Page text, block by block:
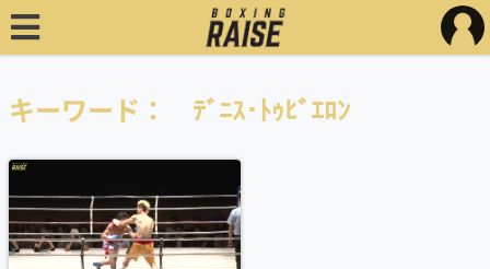
キーワード： ﾃﾞﾆｽ･ﾄｩﾋﾞｴﾛﾝ